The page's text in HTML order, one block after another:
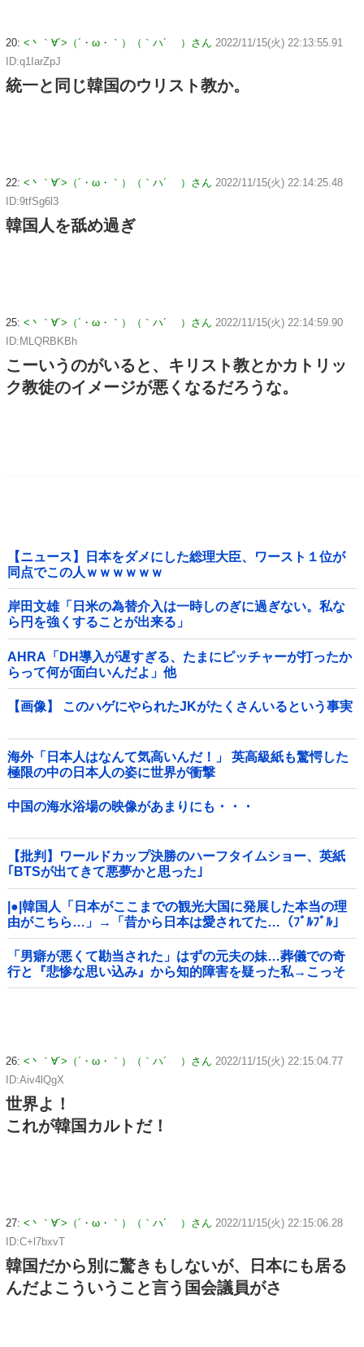
20: <丶｀∀´>（´・ω・｀）（｀ハ´ ）さん 2022/11/15(火) 22:13:55.91
ID:q1IarZpJ
統一と同じ韓国のウリスト教か。
22: <丶｀∀´>（´・ω・｀）（｀ハ´ ）さん 2022/11/15(火) 22:14:25.48
ID:9tfSg6l3
韓国人を舐め過ぎ
25: <丶｀∀´>（´・ω・｀）（｀ハ´ ）さん 2022/11/15(火) 22:14:59.90
ID:MLQRBKBh
こーいうのがいると、キリスト教とかカトリッ
ク教徒のイメージが悪くなるだろうな。
【ニュース】日本をダメにした総理大臣、ワースト１位が
同点でこの人ｗｗｗｗｗｗ
岸田文雄「日米の為替介入は一時しのぎに過ぎない。私な
ら円を強くすることが出来る」
AHRA「DH導入が遅すぎる、たまにピッチャーが打ったか
らって何が面白いんだよ」他
【画像】 このハゲにやられたJKがたくさんいるという事実
海外「日本人はなんて気高いんだ！」 英高級紙も驚愕した
極限の中の日本人の姿に世界が衝撃
中国の海水浴場の映像があまりにも・・・
【批判】ワールドカップ決勝のハーフタイムショー、英紙
｢BTSが出てきて悪夢かと思った｣
|●|韓国人「日本がここまでの観光大国に発展した本当の理
由がこちら…」→「昔から日本は愛されてた…（ﾌﾞﾙﾌﾞﾙ」
＝韓国の反応
「男癖が悪くて勘当された」はずの元夫の妹…葬儀での奇
行と『悲惨な思い込み』から知的障害を疑った私→こっそ
り病院へ誘導し行政保護させた話
26: <丶｀∀´>（´・ω・｀）（｀ハ´ ）さん 2022/11/15(火) 22:15:04.77
ID:Aiv4lQgX
世界よ！
これが韓国カルトだ！
27: <丶｀∀´>（´・ω・｀）（｀ハ´ ）さん 2022/11/15(火) 22:15:06.28
ID:C+l7bxvT
韓国だから別に驚きもしないが、日本にも居る
んだよこういうこと言う国会議員がさ